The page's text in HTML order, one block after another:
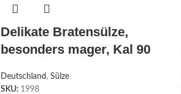
Delikate Bratensülze,
besonders mager, Kal 90
Deutschland , Sülze
SKU: 1998